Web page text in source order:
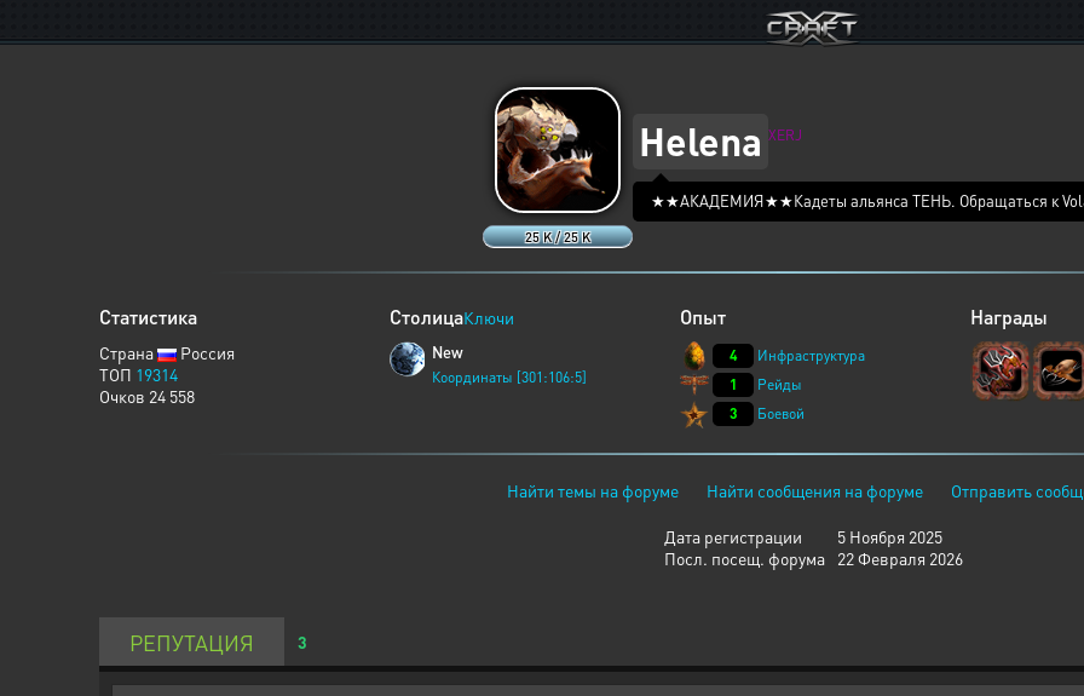
25 K / 25 K
Helena XERJ
★★АКАДЕМИЯ★★Кадеты альянса ТЕНЬ. Обращаться к
Статистика
Страна
Россия
ТОП 19314
Очков 24 558
СтолицаКлючи
New
Координаты [301:106:5]
Опыт
4
Инфраструктура
1
Рейды
3
Боевой
Награды
Найти темы на форуме Найти сообщения на форуме Отправить
Дата регистрации
5 Ноября 2025
Посл. посещ. форума
22 Февраля 2026
РЕПУТАЦИЯ 3